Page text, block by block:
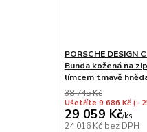
PORSCHE
Bunda kožená na
límcem tmavě
38 745 Kč
Ušetříte 9 686 Kč (-
29 059 Kč/ks
24 016 Kč bez DPH